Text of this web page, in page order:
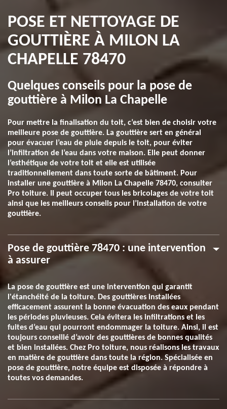
POSE ET NETTOYAGE DE
GOUTTIÈRE À MILON LA
CHAPELLE 78470
Quelques conseils pour la pose de
gouttière à Milon La Chapelle
Pour mettre la finalisation du toit, c’est bien de choisir votre
meilleure pose de gouttière. La gouttière sert en général
pour évacuer l’eau de pluie depuis le toit, pour éviter
l’infiltration de l’eau dans votre maison. Elle peut donner
l’esthétique de votre toit et elle est utilisée
traditionnellement dans toute sorte de bâtiment. Pour
installer une gouttière à Milon La Chapelle 78470, consulter
Pro toiture. Il peut occuper tous les bricolages de votre toit
ainsi que les meilleurs conseils pour l’installation de votre
gouttière.
Pose de gouttière 78470 : une intervention
à assurer
La pose de gouttière est une intervention qui garantit
l'étanchéité de la toiture. Des gouttières installées
efficacement assurent la bonne évacuation des eaux pendant
les périodes pluvieuses. Cela évitera les infiltrations et les
fuites d’eau qui pourront endommager la toiture. Ainsi, il est
toujours conseillé d’avoir des gouttières de bonnes qualités
et bien installées. Chez Pro toiture, nous réalisons les travaux
en matière de gouttière dans toute la région. Spécialisée en
pose de gouttière, notre équipe est disposée à répondre à
toutes vos demandes.